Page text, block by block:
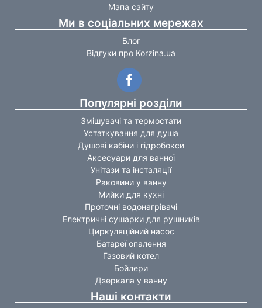
Мапа сайту
Ми в соціальних мережах
Блог
Відгуки про Korzina.ua
Популярні розділи
Змішувачі та термостати
Устаткування для душа
Душові кабіни і гідробокси
Аксесуари для ванної
Унітази та інсталяції
Раковини у ванну
Мийки для кухні
Проточні водонагрівачі
Електричні сушарки для рушників
Циркуляційний насос
Батареї опалення
Газовий котел
Бойлери
Дзеркала у ванну
Наші контакти